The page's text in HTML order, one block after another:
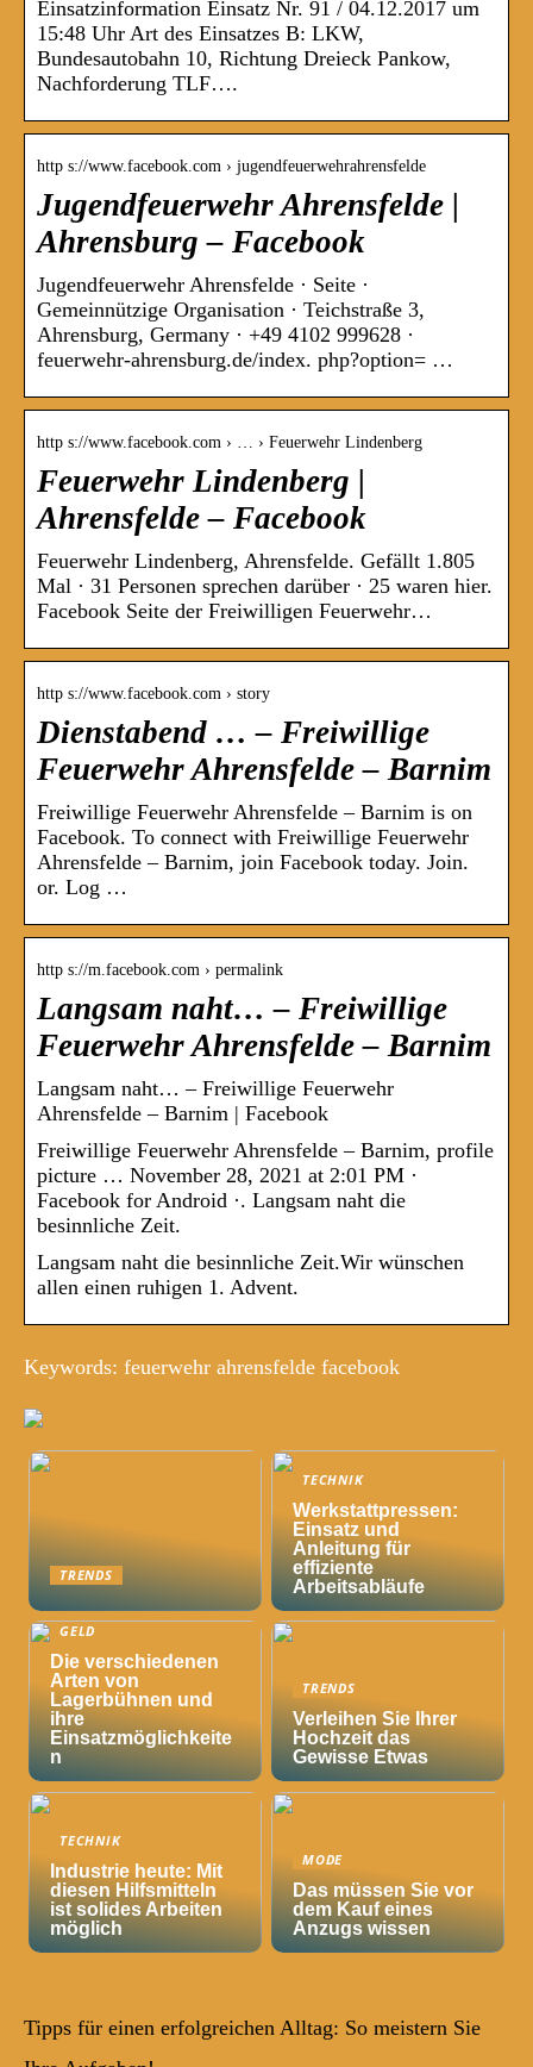
Einsatzinformation Einsatz Nr. 91 / 04.12.2017 um
15:48 Uhr Art des Einsatzes B: LKW,
Bundesautobahn 10, Richtung Dreieck Pankow,
Nachforderung TLF….
http s://www.facebook.com › jugendfeuerwehrahrensfelde
Jugendfeuerwehr Ahrensfelde |
Ahrensburg – Facebook
Jugendfeuerwehr Ahrensfelde · Seite ·
Gemeinnützige Organisation · Teichstraße 3,
Ahrensburg, Germany · +49 4102 999628 ·
feuerwehr-ahrensburg.de/index. php?option= …
http s://www.facebook.com › … › Feuerwehr Lindenberg
Feuerwehr Lindenberg |
Ahrensfelde – Facebook
Feuerwehr Lindenberg, Ahrensfelde. Gefällt 1.805
Mal · 31 Personen sprechen darüber · 25 waren hier.
Facebook Seite der Freiwilligen Feuerwehr…
http s://www.facebook.com › story
Dienstabend … – Freiwillige
Feuerwehr Ahrensfelde – Barnim
Freiwillige Feuerwehr Ahrensfelde – Barnim is on
Facebook. To connect with Freiwillige Feuerwehr
Ahrensfelde – Barnim, join Facebook today. Join.
or. Log …
http s://m.facebook.com › permalink
Langsam naht… – Freiwillige
Feuerwehr Ahrensfelde – Barnim
Langsam naht… – Freiwillige Feuerwehr
Ahrensfelde – Barnim | Facebook
Freiwillige Feuerwehr Ahrensfelde – Barnim, profile
picture … November 28, 2021 at 2:01 PM ·
Facebook for Android ·. Langsam naht die
besinnliche Zeit.
Langsam naht die besinnliche Zeit.Wir wünschen
allen einen ruhigen 1. Advent.
Keywords: feuerwehr ahrensfelde facebook
TRENDS
TECHNIK
Werkstattpressen:
Einsatz und
Anleitung für
effiziente
Arbeitsabläufe
GELD
Die verschiedenen
Arten von
Lagerbühnen und
ihre
Einsatzmöglichkeite
n
TRENDS
Verleihen Sie Ihrer
Hochzeit das
Gewisse Etwas
TECHNIK
Industrie heute: Mit
diesen Hilfsmitteln
ist solides Arbeiten
möglich
MODE
Das müssen Sie vor
dem Kauf eines
Anzugs wissen
Tipps für einen erfolgreichen Alltag: So meistern Sie